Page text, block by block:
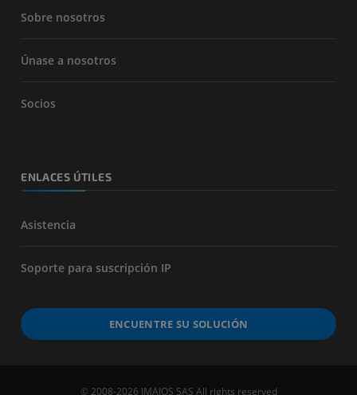
Sobre nosotros
Únase a nosotros
Socios
ENLACES ÚTILES
Asistencia
Soporte para suscripción IP
ENCUENTRE SU SOLUCIÓN
© 2008-2026 IMAIOS SAS All rights reserved